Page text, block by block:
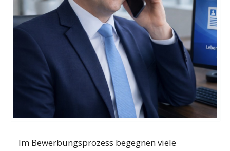
High Ticket Coaching
Body Mind Spirit
Karrierecoaching
Security & Coaching
Gewalt in Arztpraxen
Impressum
Datenschutzerklärung
Im Bewerbungsprozess begegnen viele